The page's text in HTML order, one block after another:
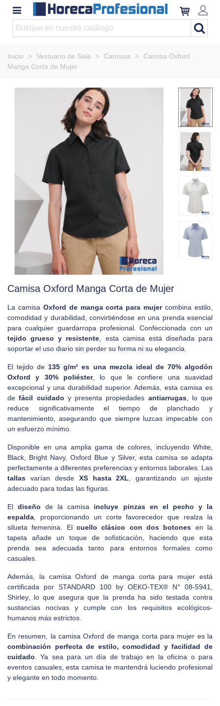
Inicio > Vestuario de Sala > Camisas >
Camisa Oxford
Manga Corta de Mujer
Camisa Oxford Manga Corta de Mujer
La camisa Oxford de manga corta para mujercombina estilo,
comodidad y durabilidad, convirtiéndose en una prenda esencial
para cualquier guardarropa profesional. Confeccionada con un
tejido grueso y resistente , esta camisa está diseñada para
soportar el uso diario sin perder su forma ni su elegancia.
El tejido de 135 g/m² es una mezcla ideal de 70% algodón
Oxford y 30% poliéster, lo que le confiere una suavidad
excepcional y una durabilidad superior. Además, esta camisa es
de fácil cuidado y presenta propiedades antiarrugas, lo que
reduce significativamente el tiempo de planchado y
mantenimiento, asegurando que siempre luzcas impecable con
un esfuerzo mínimo.
Disponible en una amplia gama de colores, incluyendo White,
Black, Bright Navy, Oxford Blue y Silver, esta camisa se adapta
perfectamente a diferentes preferencias y entornos laborales. Las
tallas varían desde XS hasta 2XL , garantizando un ajuste
adecuado para todas las figuras.
Eldiseño de la camisa incluye pinzas en el pecho y la
espalda , proporcionando un corte favorecedor que realza la
silueta femenina. El cuello clásico con dos botones en la
tapeta añade un toque de sofisticación, haciendo que esta
prenda sea adecuada tanto para entornos formales como
casuales.
Además, la camisa Oxford de manga corta para mujer está
certificada por STANDARD 100 by OEKO-TEX® N° 08-5941,
Shirley, lo que asegura que la prenda ha sido testada contra
sustancias nocivas y cumple con los requisitos ecológicos-
humanos más estrictos.
En resumen, la camisa Oxford de manga corta para mujer es la
combinación perfecta de estilo, comodidad y facilidad de
cuidado . Ya sea para un día de trabajo en la oficina o para
eventos casuales, esta camisa te mantendrá luciendo profesional
y elegante en todo momento.